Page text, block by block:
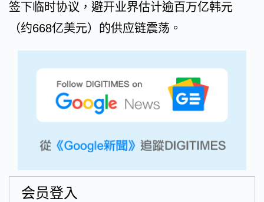
签下临时协议，避开业界估计逾百万亿韩元
（约668亿美元）的供应链震荡。
会员登入